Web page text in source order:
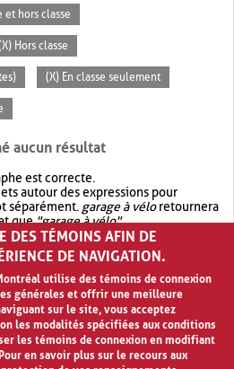
et hors classe
Hors classe
(X) En classe seulement
aucun résultat
est correcte.
autour des expressions pour
séparément. garage à véloretournera
que"garage à vélo".
recherche avec OR.garage OR vélo
de résultat quegarage à vélo
DES TÉMOINS AFIN DE
DE NAVIGATION.
utilise des témoins de connexion
générales et offrir une meilleure
sur le site, vous acceptez
les modalités spécifiées aux conditions
les témoins de connexion en modifiant
en savoir plus sur le recours aux